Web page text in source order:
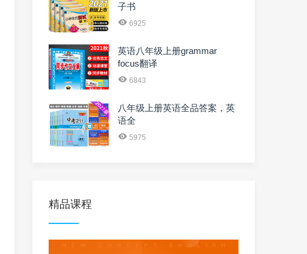
子书
6925
英语八年级上册grammar
focus翻译
6843
八年级上册英语全品答案，英
语全
5975
精品课程